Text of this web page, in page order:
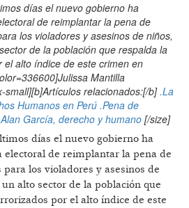
días el nuevo gobierno ha
de reimplantar la pena de
los violadores y asesinos de niños,
de la población que respalda la
alto índice de este crimen en
Mantilla
small][b]Artículos relacionados:[/b].La
Humanos en Perú .Pena de
García, derecho y humano [/size]
días el nuevo gobierno ha
de reimplantar la pena de
los violadores y asesinos de
alto sector de la población que
por el alto índice de este